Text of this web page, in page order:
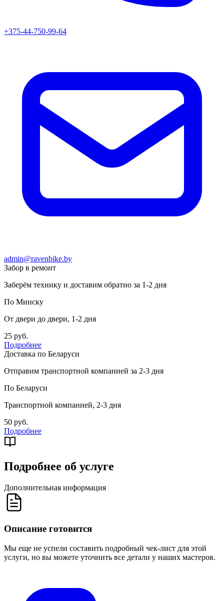
+375-44-750-99-64
admin@ravenbike.by
Забор в ремонт
Заберём технику и доставим обратно за 1-2 дня
По Минску
От двери до двери, 1-2 дня
25 руб.
Подробнее
Доставка по Беларуси
Отправим транспортной компанией за 2-3 дня
По Беларуси
Транспортной компанией, 2-3 дня
50 руб.
Подробнее
Подробнее об услуге
Дополнительная информация
Описание готовится
Мы еще не успели составить подробный чек-лист для этой
услуги, но вы можете уточнить все детали у наших мастеров.